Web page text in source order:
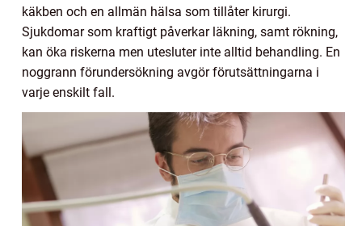
käkben och en allmän hälsa som tillåter kirurgi.
Sjukdomar som kraftigt påverkar läkning, samt rökning,
kan öka riskerna men utesluter inte alltid behandling. En
noggrann förundersökning avgör förutsättningarna i
varje enskilt fall.